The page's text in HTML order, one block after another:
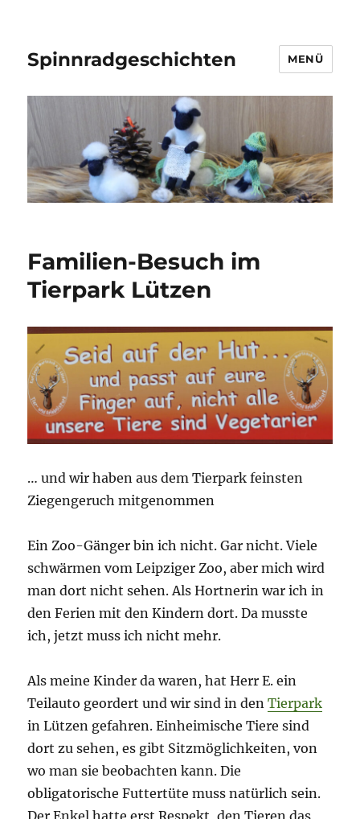
Spinnradgeschichten MENÜ
Familien-Besuch im
Tierpark Lützen
… und wir haben aus dem Tierpark feinsten
Ziegengeruch mitgenommen
Ein Zoo-Gänger bin ich nicht. Gar nicht. Viele
schwärmen vom Leipziger Zoo, aber mich wird
man dort nicht sehen. Als Hortnerin war ich in
den Ferien mit den Kindern dort. Da musste
ich, jetzt muss ich nicht mehr.
Als meine Kinder da waren, hat Herr E. ein
Teilauto geordert und wir sind in denTierpark
in Lützen gefahren. Einheimische Tiere sind
dort zu sehen, es gibt Sitzmöglichkeiten, von
wo man sie beobachten kann. Die
obligatorische Futtertüte muss natürlich sein.